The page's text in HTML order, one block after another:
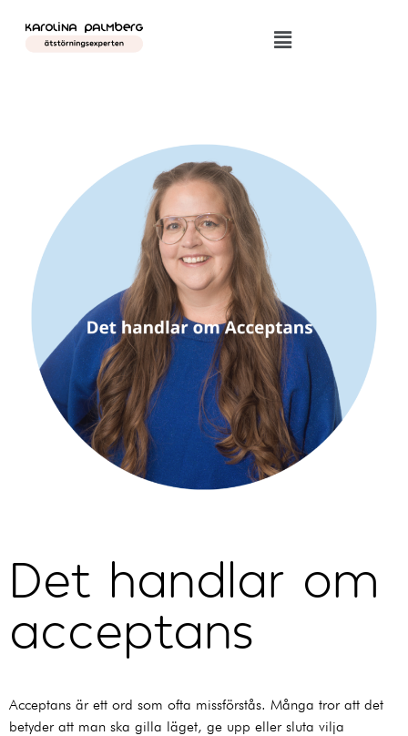
Det handlar om
acceptans
Acceptans är ett ord som ofta missförstås. Många tror att det
betyder att man ska gilla läget, ge upp eller sluta vilja